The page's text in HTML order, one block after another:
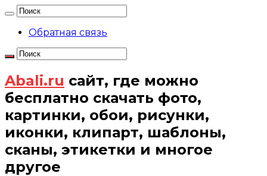
Обратная связь
Abali.ru сайт, где можно
бесплатно скачать фото,
картинки, обои, рисунки,
иконки, клипарт, шаблоны,
сканы, этикетки и многое
другое